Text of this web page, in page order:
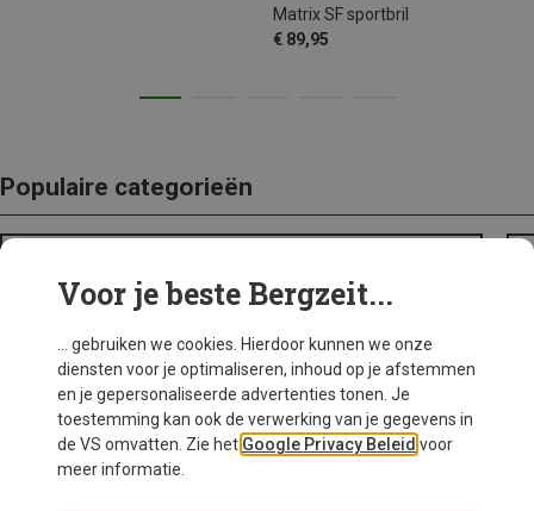
Matrix SF sportbril
€ 89,95
Populaire categorieën
Voor je beste Bergzeit...
... gebruiken we cookies. Hierdoor kunnen we onze
diensten voor je optimaliseren, inhoud op je afstemmen
en je gepersonaliseerde advertenties tonen. Je
toestemming kan ook de verwerking van je gegevens in
de VS omvatten. Zie het Google Privacy Beleid voor
meer informatie.